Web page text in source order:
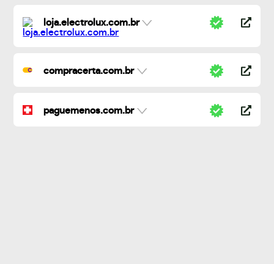
loja.electrolux.com.br
compracerta.com.br
paguemenos.com.br